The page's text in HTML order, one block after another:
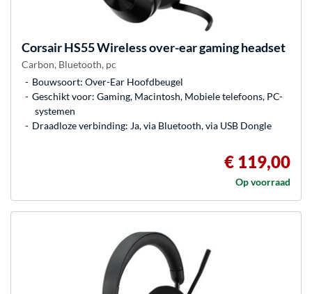
CorsairHS55 Wireless over-ear gaming headset
Carbon, Bluetooth, pc
Bouwsoort: Over-Ear Hoofdbeugel
Geschikt voor: Gaming, Macintosh, Mobiele telefoons, PC-
systemen
Draadloze verbinding: Ja, via Bluetooth, via USB Dongle
€ 119,00
Op voorraad